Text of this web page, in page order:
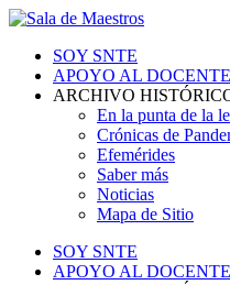
SOY SNTE
APOYO AL DOCENTE
ARCHIVO
En la punta de la
Crónicas de
Efemérides
Saber más
Noticias
Mapa de Sitio
SOY SNTE
APOYO AL DOCENTE